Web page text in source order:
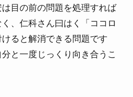
目の前の問題を処理すれば
、仁科さん曰はく「ココロ
ると解消できる問題です
と一度じっくり向き合うこ